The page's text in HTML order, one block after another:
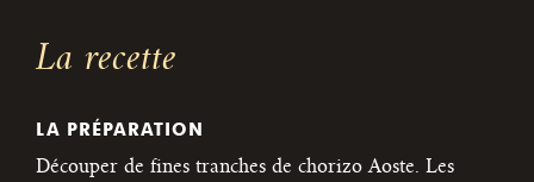
La recette
LA PRÉPARATION
Découper de fines tranches de chorizo Aoste. Les